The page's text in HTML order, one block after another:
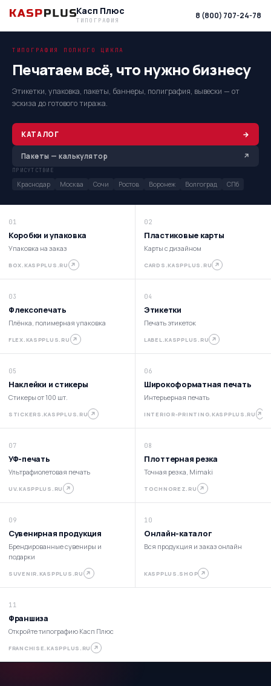
Касп Плюс
ТИПОГРАФИЯ 8 (800) 707-24-78
ТИПОГРАФИЯ ПОЛНОГО ЦИКЛА
Печатаем всё, что нужно бизнесу
Этикетки, упаковка, пакеты, баннеры, полиграфия, вывески — от
эскиза до готового тиража.
КАТАЛОГ →
Пакеты — калькулятор ↗
ПРИСУТСТВИЕ
Краснодар Москва Сочи Ростов Воронеж Волгоград СПб
01
Коробки и упаковка
Упаковка на заказ
BOX.KASPPLUS.RU ↗
02
Пластиковые карты
Карты с дизайном
CARDS.KASPPLUS.RU ↗
03
Флексопечать
Плёнка, полимерная упаковка
FLEX.KASPPLUS.RU ↗
04
Этикетки
Печать этикеток
LABEL.KASPPLUS.RU ↗
05
Наклейки и стикеры
Стикеры от 100 шт.
STICKERS.KASPPLUS.RU ↗
06
Широкоформатная печать
Интерьерная печать
INTERIOR-PRINTING.KASPPLUS.RU ↗
07
УФ-печать
Ультрафиолетовая печать
UV.KASPPLUS.RU ↗
08
Плоттерная резка
Точная резка, Mimaki
TOCHNOREZ.RU ↗
09
Сувенирная продукция
Брендированные сувениры и
подарки
SUVENIR.KASPPLUS.RU ↗
10
Онлайн-каталог
Вся продукция и заказ онлайн
KASPPLUS.SHOP ↗
11
Франшиза
Откройте типографию Касп Плюс
FRANCHISE.KASPPLUS.RU ↗